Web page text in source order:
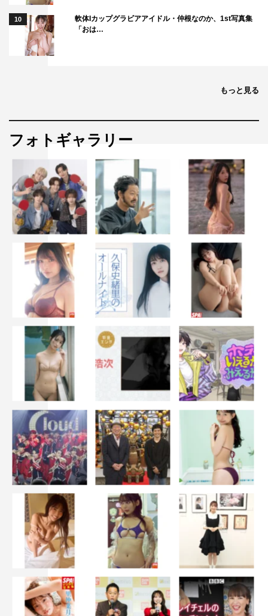
10
軟体Iカップグラビアアイドル・仲根なのか、1st写真集
「おは…
もっと見る
フォトギャラリー